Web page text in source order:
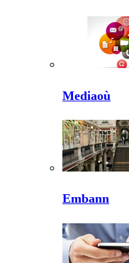
Mediaoù
Embann